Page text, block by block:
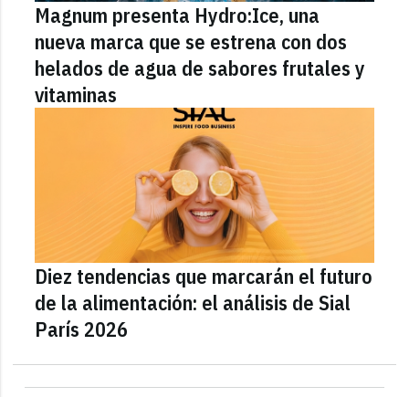
Magnum presenta Hydro:Ice, una
nueva marca que se estrena con dos
helados de agua de sabores frutales y
vitaminas
Diez tendencias que marcarán el futuro
de la alimentación: el análisis de Sial
París 2026